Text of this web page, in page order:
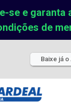
se e garanta
de
Baixe já o